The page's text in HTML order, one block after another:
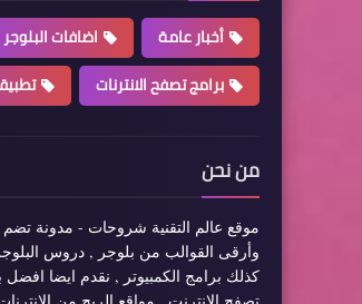
أخبار عامة اضافات البلوجر
برامج تصفح الانترنات
من نحن
موقع عالم التقنية شروحات - مدونة
وأرقى القوالب من بلوجر , دروس
كذلك برامج الكمبيوتر , نقدم ايضا افضل
تصفح الانترنت , مواقع الربح من الانترنات